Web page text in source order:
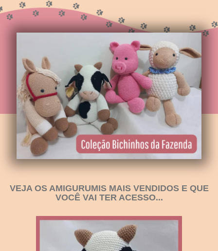
VEJA OS AMIGURUMIS MAIS VENDIDOS E QUE
VOCÊ VAI TER ACESSO...